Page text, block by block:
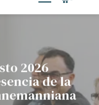
2026
de la